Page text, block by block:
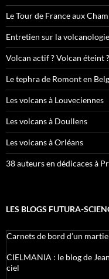
Le Tour de France aux
Entretien sur la volcanologie
Volcan actif ? Volcan éteint ?
Le tephra de Romont en
Les volcans à Louveciennes
Les volcans à Doullens
Les volcans à Orléans
38 auteurs en dédicaces à
LES BLOGS FUTURA-
Carnets de bord d’un
CIELMANIA : le blog de
ciel